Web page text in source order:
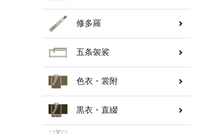
欄間・障子・襖・翠簾
納骨壇
修多羅
五条袈裟
色衣・裳附
黒衣・直綴